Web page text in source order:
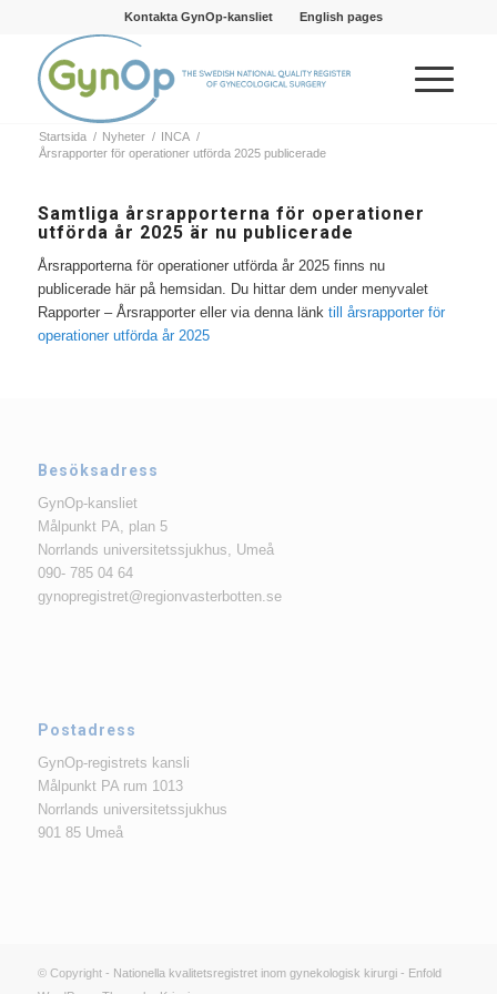
Kontakta GynOp-kansliet English pages
Startsida / Nyheter / INCA /
Årsrapporter för operationer utförda 2025 publicerade
Samtliga årsrapporterna för operationer
utförda år 2025 är nu publicerade
Årsrapporterna för operationer utförda år 2025 finns nu
publicerade här på hemsidan. Du hittar dem under menyvalet
Rapporter – Årsrapporter eller via denna länk till årsrapporter för
operationer utförda år 2025
Besöksadress
GynOp-kansliet
Målpunkt PA, plan 5
Norrlands universitetssjukhus, Umeå
090- 785 04 64
gynopregistret@regionvasterbotten.se
Postadress
GynOp-registrets kansli
Målpunkt PA rum 1013
Norrlands universitetssjukhus
901 85 Umeå
© Copyright - Nationella kvalitetsregistret inom gynekologisk kirurgi- Enfold